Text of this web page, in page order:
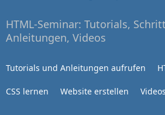
HTML-Seminar: Tutorials,
Anleitungen, Videos
Tutorials und Anleitungen aufrufen
CSS lernen Website erstellen